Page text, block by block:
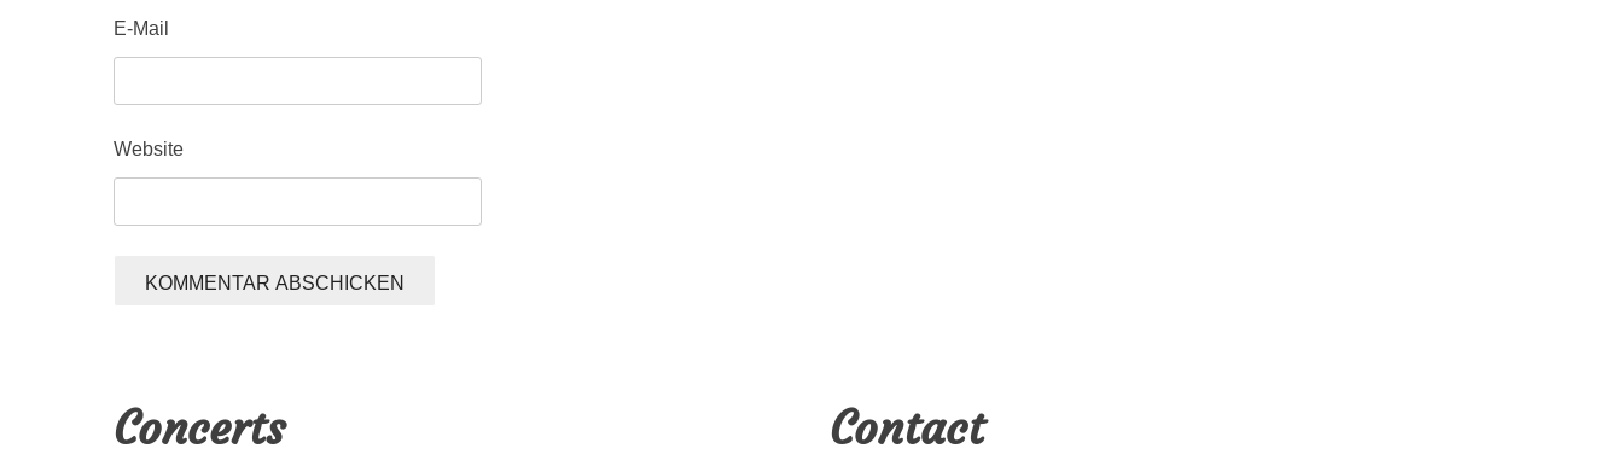
E-Mail
Website
Concerts Contact